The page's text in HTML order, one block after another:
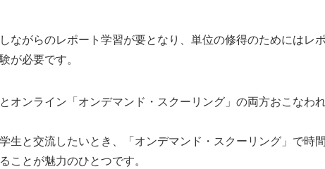
ながらのレポート学習が要となり、単位の修得のためにはレ
が必要です。
オンライン「オンデマンド・スクーリング」の両方おこなわ
生と交流したいとき、「オンデマンド・スクーリング」で時
ことが魅力のひとつです。